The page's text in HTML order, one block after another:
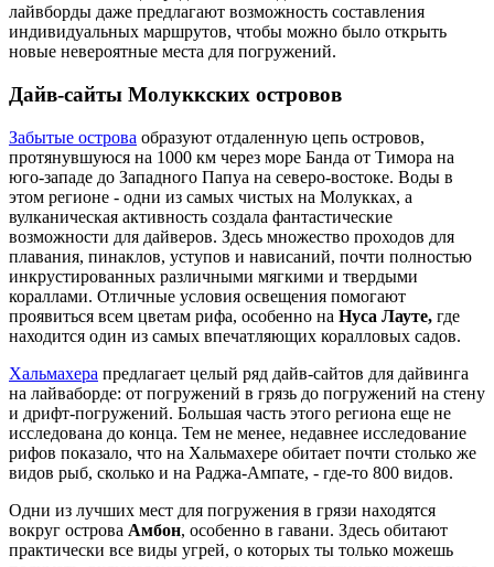
лайвборды даже предлагают возможность составления
индивидуальных маршрутов, чтобы можно было открыть
новые невероятные места для погружений.
Дайв-сайты Молуккских островов
Забытые острова образуют отдаленную цепь островов,
протянувшуюся на 1000 км через море Банда от Тимора на
юго-западе до Западного Папуа на северо-востоке. Воды в
этом регионе - одни из самых чистых на Молукках, а
вулканическая активность создала фантастические
возможности для дайверов. Здесь множество проходов для
плавания, пинаклов, уступов и нависаний, почти полностью
инкрустированных различными мягкими и твердыми
кораллами. Отличные условия освещения помогают
проявиться всем цветам рифа, особенно на Нуса Лауте, где
находится один из самых впечатляющих коралловых садов.
Хальмахера предлагает целый ряд дайв-сайтов для дайвинга
на лайваборде: от погружений в грязь до погружений на стену
и дрифт-погружений. Большая часть этого региона еще не
исследована до конца. Тем не менее, недавнее исследование
рифов показало, что на Хальмахере обитает почти столько же
видов рыб, сколько и на Раджа-Ампате, - где-то 800 видов.
Одни из лучших мест для погружения в грязи находятся
вокруг острова Амбон, особенно в гавани. Здесь обитают
практически все виды угрей, о которых ты только можешь